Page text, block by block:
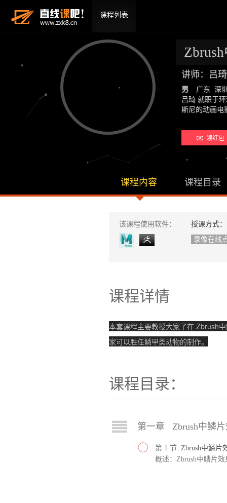
课程列表
讲师：吕
男
广东 深
吕琦 就职于
斯尼的动画
领红包
课程内容 课程目录
该课程使用软件：
授课方式：
录像在线
课程详情
本套课程主要教授大家了在 Zbrush
家可以胜任鳞甲类动物的制作。
课程目录：
第一章 Zbrush中鳞片
第 1 节 Zbrush中鳞片
概述：Zbrush中鳞片效